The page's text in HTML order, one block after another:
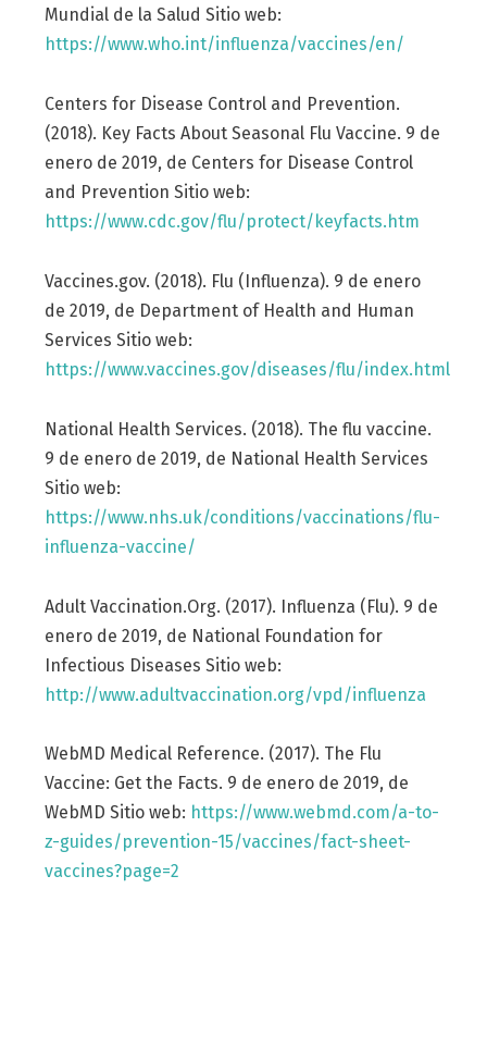
Mundial de la Salud Sitio web:
https://www.who.int/influenza/vaccines/en/
Centers for Disease Control and Prevention.
(2018). Key Facts About Seasonal Flu Vaccine. 9 de
enero de 2019, de Centers for Disease Control
and Prevention Sitio web:
https://www.cdc.gov/flu/protect/keyfacts.htm
Vaccines.gov. (2018). Flu (Influenza). 9 de enero
de 2019, de Department of Health and Human
Services Sitio web:
https://www.vaccines.gov/diseases/flu/index.html
National Health Services. (2018). The flu vaccine.
9 de enero de 2019, de National Health Services
Sitio web:
https://www.nhs.uk/conditions/vaccinations/flu-
influenza-vaccine/
Adult Vaccination.Org. (2017). Influenza (Flu). 9 de
enero de 2019, de National Foundation for
Infectious Diseases Sitio web:
http://www.adultvaccination.org/vpd/influenza
WebMD Medical Reference. (2017). The Flu
Vaccine: Get the Facts. 9 de enero de 2019, de
WebMD Sitio web: https://www.webmd.com/a-to-
z-guides/prevention-15/vaccines/fact-sheet-
vaccines?page=2